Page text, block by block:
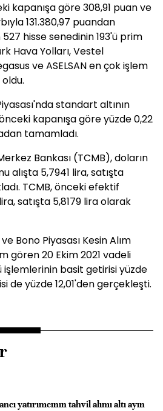
kapanışa göre 308,91 puan ve
131.380,97 puandan
hisse senedinin 193'ü prim
Hava Yolları, Vestel
ve ASELSAN en çok işlem
standart altının
kapanışa göre yüzde 0,22
tamamladı.
Bankası (TCMB), doların
alışta 5,7941 lira, satışta
TCMB, önceki efektif
satışta 5,8179 lira olarak
Bono Piyasası Kesin Alım
gören 20 Ekim 2021 vadeli
basit getirisi yüzde
de yüzde 12,01'den gerçekleşti.
yatırımcının tahvil alımı altı ayın